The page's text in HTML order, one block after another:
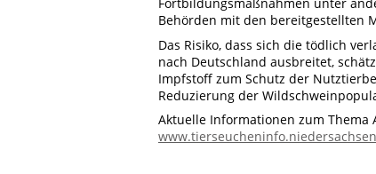
Behörden mit den bereitgestellten
Das Risiko, dass sich die tödlich
nach Deutschland ausbreitet,
Impfstoff zum Schutz der
Reduzierung der
Aktuelle Informationen zum Thema